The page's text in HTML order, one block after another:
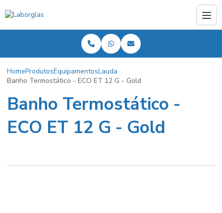
HomeProdutosEquipamentosLauda
Banho Termostático - ECO ET 12 G - Gold
Banho Termostático -
ECO ET 12 G - Gold